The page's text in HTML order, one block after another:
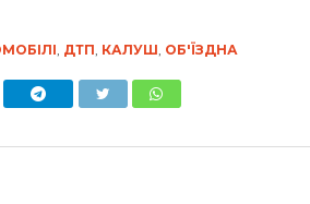
, ДТП, КАЛУШ, ОБ'ЇЗДНА